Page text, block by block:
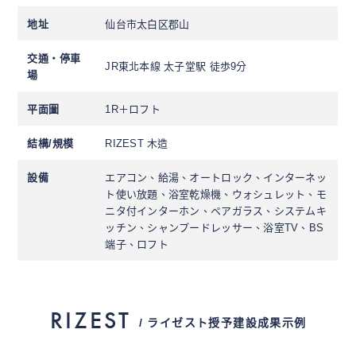
地址 仙台市太白区郡山
交通・停車
場
JR東北本線 太子堂駅 徒歩9分
平面圖 1R＋ロフト
結構/規模 RIZEST 木造
設備
エアコン、給湯、オートロック、インターネッ
ト使い放題、浴室乾燥機、ウォシュレット、モ
ニタ付インターホン、ペアガラス、システムキ
ッチン、シャンプードレッサー、浴室TV、BS
端子、ロフト
RIZEST / ライゼスト授予建設成果示例